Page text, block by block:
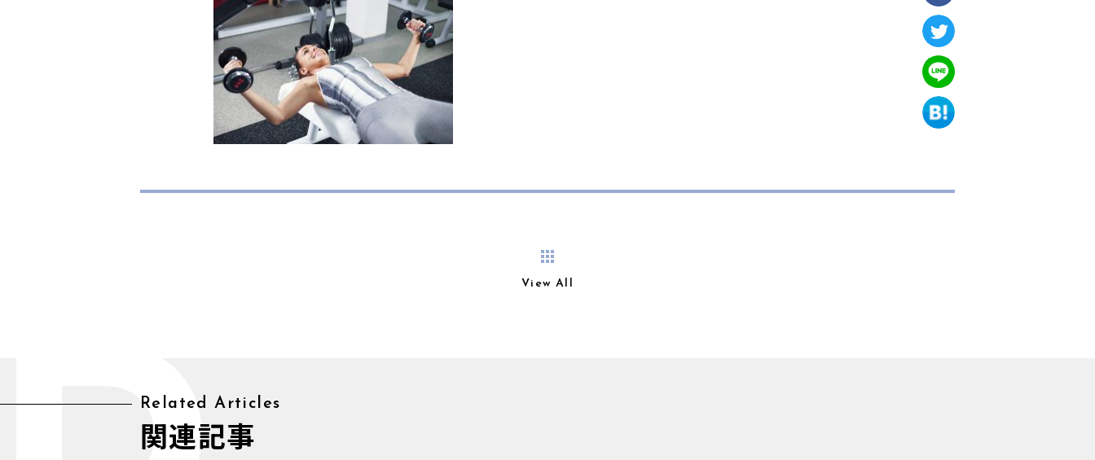
View All
Related Articles
関連記事